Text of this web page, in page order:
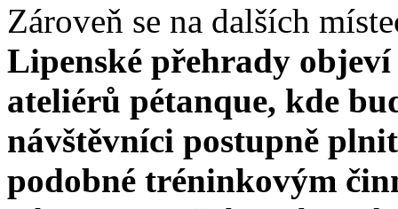
Zároveň se na dalších
Lipenské přehrady
ateliérů pétanque, kde
návštěvníci postupně
podobné tréninkovým